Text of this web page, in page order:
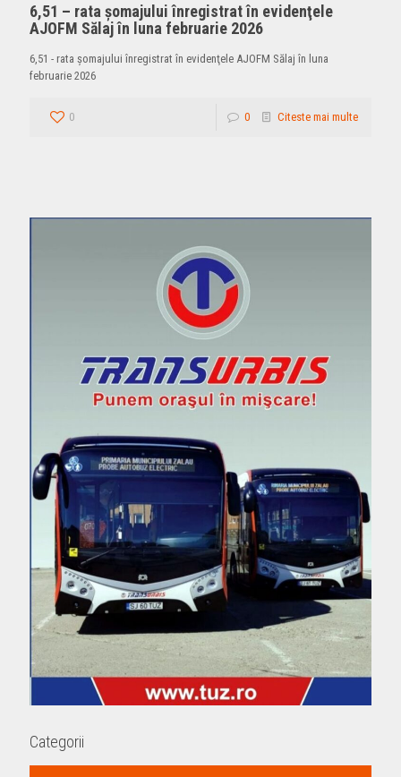
6,51 – rata şomajului înregistrat în evidenţele
AJOFM Sălaj în luna februarie 2026
6,51 - rata şomajului înregistrat în evidenţele AJOFM Sălaj în luna
februarie 2026
0 0 Citeste mai multe
Categorii